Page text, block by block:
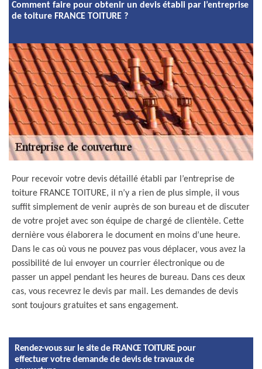
Comment faire pour obtenir un devis établi par l’entreprise
de toiture FRANCE TOITURE ?
Pour recevoir votre devis détaillé établi par l’entreprise de
toiture FRANCE TOITURE, il n’y a rien de plus simple, il vous
suffit simplement de venir auprès de son bureau et de discuter
de votre projet avec son équipe de chargé de clientèle. Cette
dernière vous élaborera le document en moins d’une heure.
Dans le cas où vous ne pouvez pas vous déplacer, vous avez la
possibilité de lui envoyer un courrier électronique ou de
passer un appel pendant les heures de bureau. Dans ces deux
cas, vous recevrez le devis par mail. Les demandes de devis
sont toujours gratuites et sans engagement.
Rendez-vous sur le site de FRANCE TOITURE pour
effectuer votre demande de devis de travaux de